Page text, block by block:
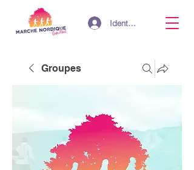
Identifiant
Groupes